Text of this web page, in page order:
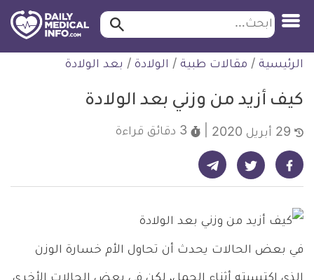
التخطي
للمحتوى
طبية
ابحث ابحث…
الرئيسية / مقالات طبية / الولادة / بعد الولادة
كيف أزيد من وزني بعد الولادة
3 دقائق قراءة
شارك على فيسبوك - ديلي ميديكال انفو شارك على تويتر - ديلي ميديكال انفو شارك على تيليجرام - ديلي ميديكال انفو
في بعض الحالات يحدث أن تحاول الأم خسارة الوزن